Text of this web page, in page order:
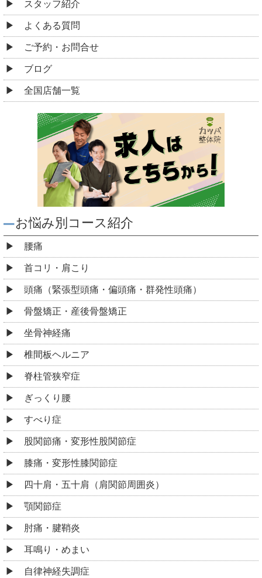
スタッフ紹介
よくある質問
ご予約・お問合せ
ブログ
全国店舗一覧
お悩み別コース紹介
腰痛
首コリ・肩こり
頭痛（緊張型頭痛・偏頭痛・群発性頭痛）
骨盤矯正・産後骨盤矯正
坐骨神経痛
椎間板ヘルニア
脊柱管狭窄症
ぎっくり腰
すべり症
股関節痛・変形性股関節症
膝痛・変形性膝関節症
四十肩・五十肩（肩関節周囲炎）
顎関節症
肘痛・腱鞘炎
耳鳴り・めまい
自律神経失調症